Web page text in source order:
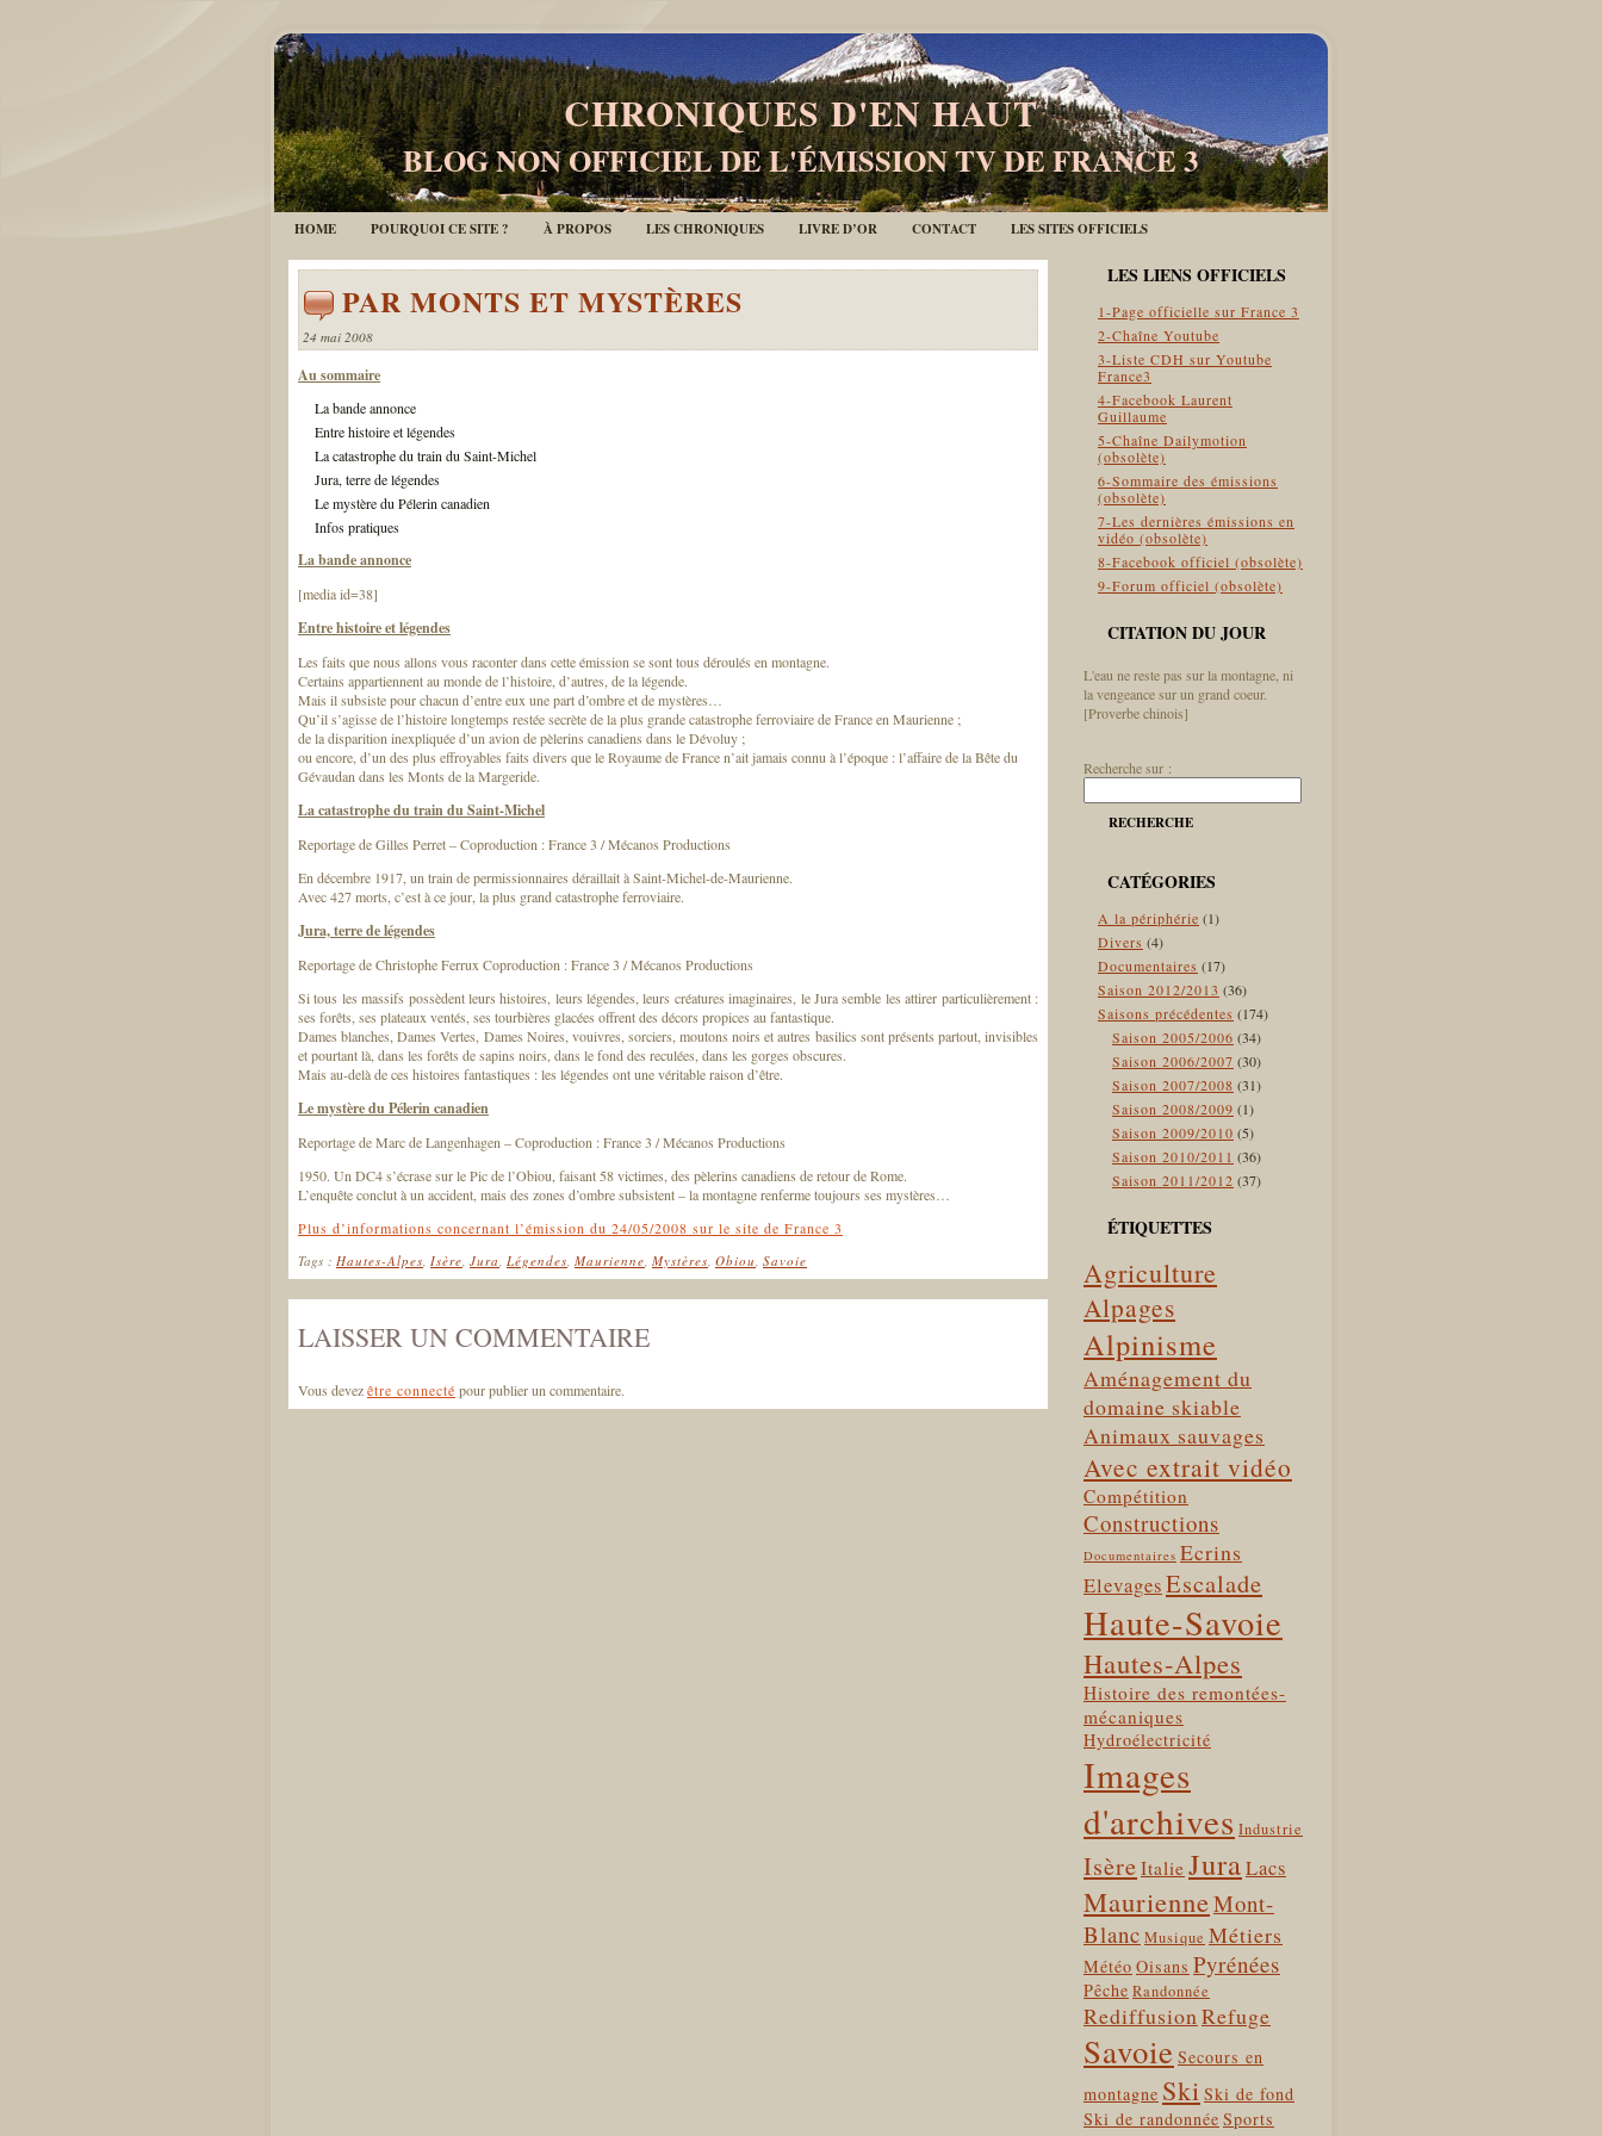
CHRONIQUES D'EN HAUT
BLOG NON OFFICIEL DE L'ÉMISSION TV DE FRANCE 3
HOME POURQUOI CE SITE ? À PROPOS LES CHRONIQUES LIVRE D’OR CONTACT LES SITES OFFICIELS
PAR MONTS ET MYSTÈRES
24 mai 2008
Au sommaire
La bande annonce
Entre histoire et légendes
La catastrophe du train du Saint-Michel
Jura, terre de légendes
Le mystère du Pélerin canadien
Infos pratiques
La bande annonce
[media id=38]
Entre histoire et légendes
Les faits que nous allons vous raconter dans cette émission se sont tous déroulés en montagne.
Certains appartiennent au monde de l’histoire, d’autres, de la légende.
Mais il subsiste pour chacun d’entre eux une part d’ombre et de mystères…
Qu’il s’agisse de l’histoire longtemps restée secrète de la plus grande catastrophe ferroviaire de France en Maurienne ;
de la disparition inexpliquée d’un avion de pèlerins canadiens dans le Dévoluy ;
ou encore, d’un des plus effroyables faits divers que le Royaume de France n’ait jamais connu à l’époque : l’affaire de la Bête du
Gévaudan dans les Monts de la Margeride.
La catastrophe du train du Saint-Michel
Reportage de Gilles Perret – Coproduction : France 3 / Mécanos Productions
En décembre 1917, un train de permissionnaires déraillait à Saint-Michel-de-Maurienne.
Avec 427 morts, c’est à ce jour, la plus grand catastrophe ferroviaire.
Jura, terre de légendes
Reportage de Christophe Ferrux Coproduction : France 3 / Mécanos Productions
Si tous les massifs possèdent leurs histoires, leurs légendes, leurs créatures imaginaires, le Jura semble les attirer particulièrement :
ses forêts, ses plateaux ventés, ses tourbières glacées offrent des décors propices au fantastique.
Dames blanches, Dames Vertes, Dames Noires, vouivres, sorciers, moutons noirs et autres basilics sont présents partout, invisibles
et pourtant là, dans les forêts de sapins noirs, dans le fond des reculées, dans les gorges obscures.
Mais au-delà de ces histoires fantastiques : les légendes ont une véritable raison d’être.
Le mystère du Pélerin canadien
Reportage de Marc de Langenhagen – Coproduction : France 3 / Mécanos Productions
1950. Un DC4 s’écrase sur le Pic de l’Obiou, faisant 58 victimes, des pèlerins canadiens de retour de Rome.
L’enquête conclut à un accident, mais des zones d’ombre subsistent – la montagne renferme toujours ses mystères…
Plus d’informations concernant l’émission du 24/05/2008 sur le site de France 3
Tags : Hautes-Alpes Isère Jura Légendes Maurienne Mystères Obiou Savoie
LAISSER UN COMMENTAIRE
Vous devezêtre connecté pour publier un commentaire.
LES LIENS OFFICIELS
1-Page officielle sur France 3
2-Chaîne Youtube
3-Liste CDH sur Youtube
France3
4-Facebook Laurent
Guillaume
5-Chaîne Dailymotion
(obsolète)
6-Sommaire des émissions
(obsolète)
7-Les dernières émissions en
vidéo (obsolète)
8-Facebook officiel (obsolète)
9-Forum officiel (obsolète)
CITATION DU JOUR
L'eau ne reste pas sur la montagne, ni
la vengeance sur un grand coeur.
[Proverbe chinois]
Recherche sur :
RECHERCHE
CATÉGORIES
A la périphérie (1)
Divers (4)
Documentaires (17)
Saison 2012/2013 (36)
Saisons précédentes (174)
Saison 2005/2006 (34)
Saison 2006/2007 (30)
Saison 2007/2008 (31)
Saison 2008/2009 (1)
Saison 2009/2010 (5)
Saison 2010/2011 (36)
Saison 2011/2012 (37)
ÉTIQUETTES
Agriculture
Alpages
Alpinisme
Aménagement du
domaine skiable
Animaux sauvages
Avec extrait vidéo
Compétition
Constructions
Documentaires Ecrins
ElevagesEscalade
Haute-Savoie
Hautes-Alpes
Histoire des remontées-
mécaniques
Hydroélectricité
Images
d'archives Industrie
Isère Italie JuraLacs
MaurienneMont-
Blanc Musique Métiers
Météo Oisans Pyrénées
Pêche Randonnée
RediffusionRefuge
Savoie Secours en
montagne Ski Ski de fond
Ski de randonnée Sports